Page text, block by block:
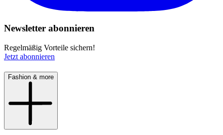
Newsletter abonnieren
Regelmäßig Vorteile sichern!
Jetzt abonnieren
Fashion & more